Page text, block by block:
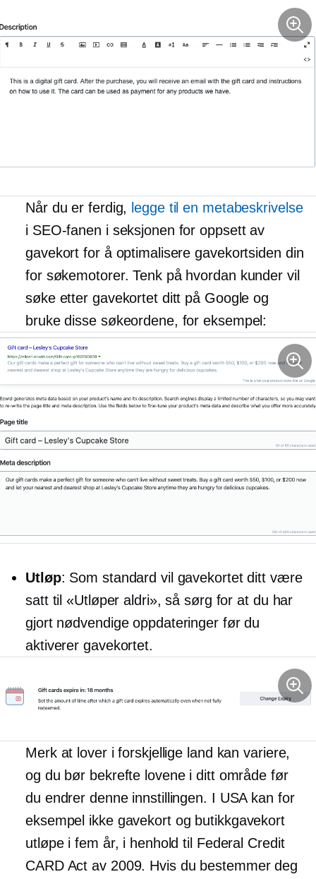
Når du er ferdig, legge til en metabeskrivelse
i SEO-fanen i seksjonen for oppsett av
gavekort for å optimalisere gavekortsiden din
for søkemotorer. Tenk på hvordan kunder vil
søke etter gavekortet ditt på Google og
bruke disse søkeordene, for eksempel:
Utløp: Som standard vil gavekortet ditt være
satt til «Utløper aldri», så sørg for at du har
gjort nødvendige oppdateringer før du
aktiverer gavekortet.
Merk at lover i forskjellige land kan variere,
og du bør bekrefte lovene i ditt område før
du endrer denne innstillingen. I USA kan for
eksempel ikke gavekort og butikkgavekort
utløpe i fem år, i henhold til Federal Credit
CARD Act av 2009. Hvis du bestemmer deg